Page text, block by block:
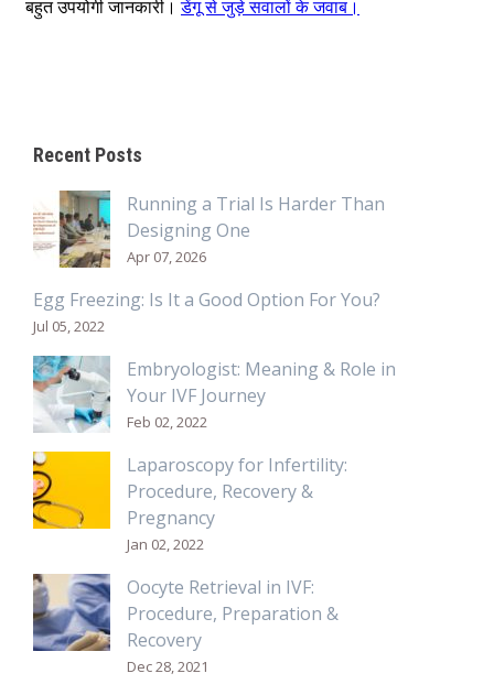
Recent Posts
Running a Trial Is Harder Than
Designing One
Apr 07, 2026
Egg Freezing: Is It a Good Option For You?
Jul 05, 2022
Embryologist: Meaning & Role in
Your IVF Journey
Feb 02, 2022
Laparoscopy for Infertility:
Procedure, Recovery &
Pregnancy
Jan 02, 2022
Oocyte Retrieval in IVF:
Procedure, Preparation &
Recovery
Dec 28, 2021